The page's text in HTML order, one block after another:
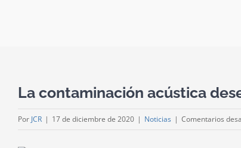
La contaminación acústica
Por JCR | 17 de diciembre de 2020 | Noticias | Comentarios